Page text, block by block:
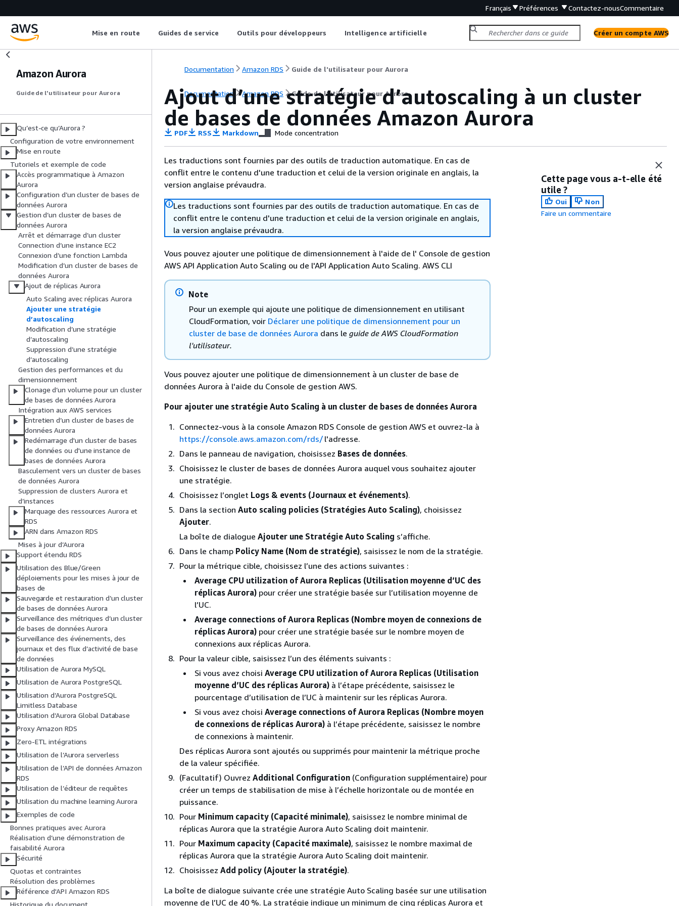
Français Préférences Contactez-nousCommentaire
Mise en route Guides de service Outils pour développeurs Intelligence artificielle Créer un compte AWS
Amazon Aurora
Guide de l'utilisateur pour Aurora
Qu’est-ce qu’Aurora ?
Configuration de votre environnement
Mise en route
Tutoriels et exemple de code
Accès programmatique à Amazon
Aurora
Configuration d’un cluster de bases de
données Aurora
Gestion d’un cluster de bases de
données Aurora
Arrêt et démarrage d’un cluster
Connection d’une instance EC2
Connexion d’une fonction Lambda
Modification d’un cluster de bases de
données Aurora
Ajout de réplicas Aurora
Auto Scaling avec réplicas Aurora
Ajouter une stratégie
d’autoscaling
Modification d’une stratégie
d’autoscaling
Suppression d’une stratégie
d’autoscaling
Gestion des performances et du
dimensionnement
Clonage d’un volume pour un cluster
de bases de données Aurora
Intégration aux AWS services
Entretien d’un cluster de bases de
données Aurora
Redémarrage d'un cluster de bases
de données ou d'une instance de
bases de données Aurora
Basculement vers un cluster de bases
de données Aurora
Suppression de clusters Aurora et
d’instances
Marquage des ressources Aurora et
RDS
ARN dans Amazon RDS
Mises à jour d’Aurora
Support étendu RDS
Utilisation des Blue/Green
déploiements pour les mises à jour de
bases de
Sauvegarde et restauration d’un cluster
de bases de données Aurora
Surveillance des métriques d’un cluster
de bases de données Aurora
Surveillance des événements, des
journaux et des flux d’activité de base
de données
Utilisation de Aurora MySQL
Utilisation de Aurora PostgreSQL
Utilisation d’Aurora PostgreSQL
Limitless Database
Utilisation d’Aurora Global Database
Proxy Amazon RDS
Zero-ETL intégrations
Utilisation de l’Aurora serverless
Utilisation de l’API de données Amazon
RDS
Utilisation de l’éditeur de requêtes
Utilisation du machine learning Aurora
Exemples de code
Bonnes pratiques avec Aurora
Réalisation d’une démonstration de
faisabilité Aurora
Sécurité
Quotas et contraintes
Résolution des problèmes
Référence d'API Amazon RDS
Documentation Amazon RDS Guide de l'utilisateur pour Aurora
Documentation Amazon RDS Guide de l'utilisateur pour Aurora
Ajout d’une stratégie d’autoscaling à un cluster
de bases de données Amazon Aurora
PDF RSS Markdown Mode concentration
Les traductions sont fournies par des outils de traduction automatique. En cas de
conflit entre le contenu d'une traduction et celui de la version originale en anglais, la
version anglaise prévaudra.
Les traductions sont fournies par des outils de traduction automatique. En cas de
conflit entre le contenu d'une traduction et celui de la version originale en anglais,
la version anglaise prévaudra.
Vous pouvez ajouter une politique de dimensionnement à l'aide de l' Console de gestion
AWS API Application Auto Scaling ou de l'API Application Auto Scaling. AWS CLI
Note
Pour un exemple qui ajoute une politique de dimensionnement en utilisant
CloudFormation, voir Déclarer une politique de dimensionnement pour un
cluster de base de données Aurora dans le guide de AWS CloudFormation
l'utilisateur.
Vous pouvez ajouter une politique de dimensionnement à un cluster de base de
données Aurora à l'aide du Console de gestion AWS.
Pour ajouter une stratégie Auto Scaling à un cluster de bases de données Aurora
Connectez-vous à la console Amazon RDS Console de gestion AWS et ouvrez-la à
https://console.aws.amazon.com/rds/l'adresse.
Dans le panneau de navigation, choisissez Bases de données.
Choisissez le cluster de bases de données Aurora auquel vous souhaitez ajouter
une stratégie.
Choisissez l’onglet Logs & events (Journaux et événements).
Dans la section Auto scaling policies (Stratégies Auto Scaling), choisissez
Ajouter.
La boîte de dialogue Ajouter une Stratégie Auto Scaling s’affiche.
Dans le champ Policy Name (Nom de stratégie), saisissez le nom de la stratégie.
Pour la métrique cible, choisissez l’une des actions suivantes :
Average CPU utilization of Aurora Replicas (Utilisation moyenne d’UC des
réplicas Aurora) pour créer une stratégie basée sur l’utilisation moyenne de
l’UC.
Average connections of Aurora Replicas (Nombre moyen de connexions de
réplicas Aurora) pour créer une stratégie basée sur le nombre moyen de
connexions aux réplicas Aurora.
Pour la valeur cible, saisissez l’un des éléments suivants :
Si vous avez choisi Average CPU utilization of Aurora Replicas (Utilisation
moyenne d’UC des réplicas Aurora) à l’étape précédente, saisissez le
pourcentage d’utilisation de l’UC à maintenir sur les réplicas Aurora.
Si vous avez choisi Average connections of Aurora Replicas (Nombre moyen
de connexions de réplicas Aurora) à l’étape précédente, saisissez le nombre
de connexions à maintenir.
Des réplicas Aurora sont ajoutés ou supprimés pour maintenir la métrique proche
de la valeur spécifiée.
(Facultatif) Ouvrez Additional Configuration (Configuration supplémentaire) pour
créer un temps de stabilisation de mise à l’échelle horizontale ou de montée en
puissance.
Pour Minimum capacity (Capacité minimale), saisissez le nombre minimal de
réplicas Aurora que la stratégie Aurora Auto Scaling doit maintenir.
Pour Maximum capacity (Capacité maximale), saisissez le nombre maximal de
réplicas Aurora que la stratégie Aurora Auto Scaling doit maintenir.
Choisissez Add policy (Ajouter la stratégie).
La boîte de dialogue suivante crée une stratégie Auto Scaling basée sur une utilisation
moyenne de l’UC de 40 %. La stratégie indique un minimum de cinq réplicas Aurora et
Cette page vous a-t-elle été
utile ?
Oui
Non
Faire un commentaire